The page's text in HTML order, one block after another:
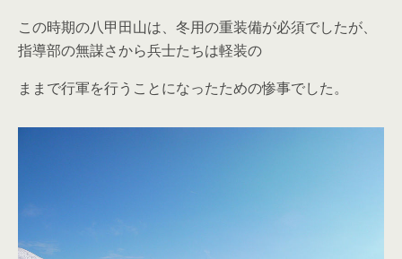
この時期の八甲田山は、冬用の重装備が必須でしたが、
指導部の無謀さから兵士たちは軽装の
ままで行軍を行うことになったための惨事でした。